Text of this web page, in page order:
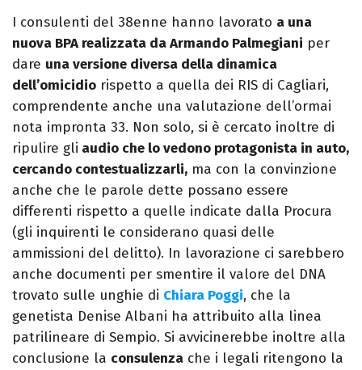
I consulenti del 38enne hanno lavorato a una
nuova BPA realizzata da Armando Palmegiani per
dare una versione diversa della dinamica
dell’omicidio rispetto a quella dei RIS di Cagliari,
comprendente anche una valutazione dell’ormai
nota impronta 33. Non solo, si è cercato inoltre di
ripulire gli audio che lo vedono protagonista in auto,
cercando contestualizzarli, ma con la convinzione
anche che le parole dette possano essere
differenti rispetto a quelle indicate dalla Procura
(gli inquirenti le considerano quasi delle
ammissioni del delitto). In lavorazione ci sarebbero
anche documenti per smentire il valore del DNA
trovato sulle unghie di Chiara Poggi, che la
genetista Denise Albani ha attribuito alla linea
patrilineare di Sempio. Si avvicinerebbe inoltre alla
conclusione la consulenza che i legali ritengono la